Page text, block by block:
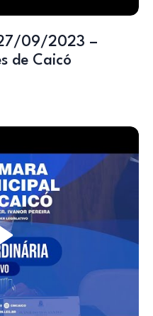
27/09/2023 –
de Caicó